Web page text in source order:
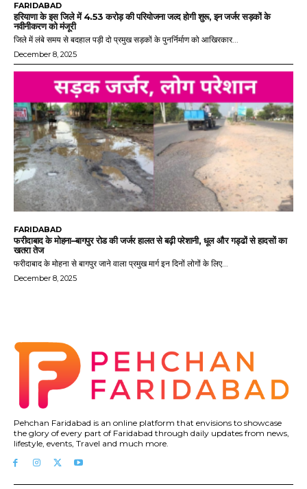
FARIDABAD
हरियाणा के इस जिले में 4.53 करोड़ की परियोजना जल्द होगी शुरू, इन जर्जर सड़कों के
नवीनीकरण को मंजूरी
जिले में लंबे समय से बदहाल पड़ी दो प्रमुख सड़कों के पुनर्निर्माण को आखिरकार...
December 8, 2025
FARIDABAD
फरीदाबाद के मोहना–बागपुर रोड की जर्जर हालत से बढ़ी परेशानी, धूल और गड्ढों से हादसों का
खतरा तेज
फरीदाबाद के मोहना से बागपुर जाने वाला प्रमुख मार्ग इन दिनों लोगों के लिए...
December 8, 2025
Pehchan Faridabad is an online platform that envisions to showcase
the glory of every part of Faridabad through daily updates from news,
lifestyle, events, Travel and much more.